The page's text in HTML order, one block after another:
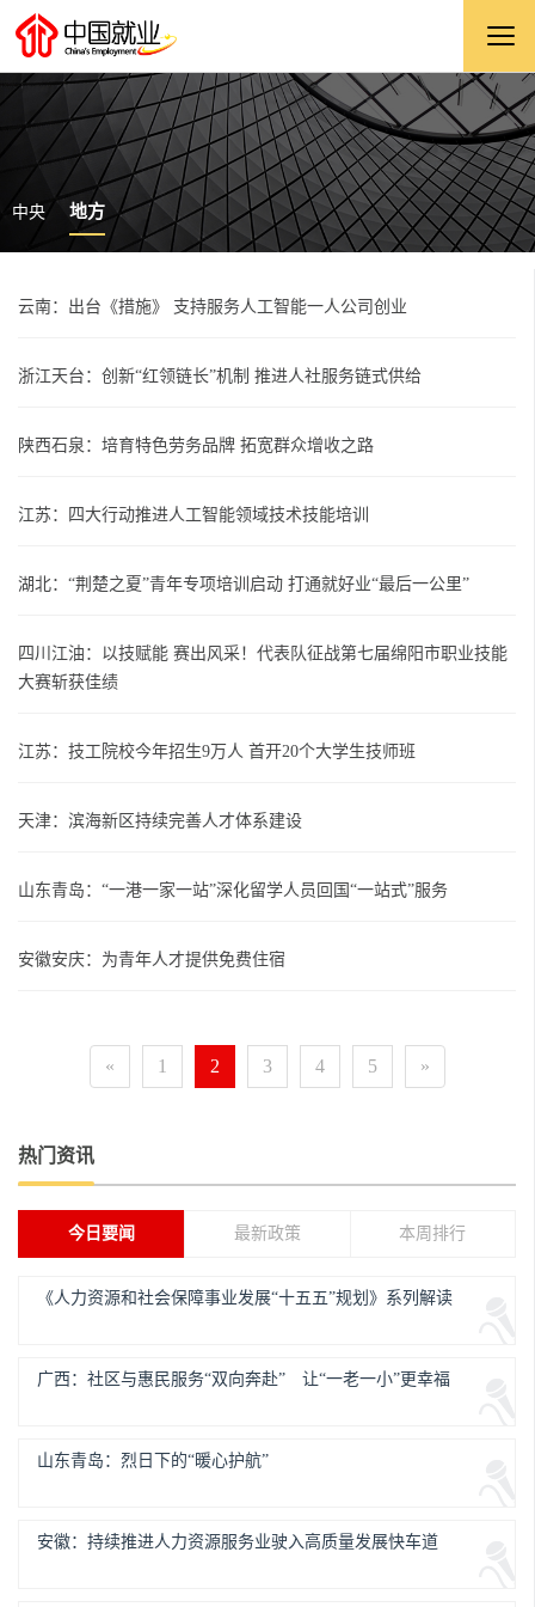
中央 地方
云南：出台《措施》 支持服务人工智能一人公司创业
浙江天台：创新“红领链长”机制 推进人社服务链式供给
陕西石泉：培育特色劳务品牌 拓宽群众增收之路
江苏：四大行动推进人工智能领域技术技能培训
湖北：“荆楚之夏”青年专项培训启动 打通就好业“最后一公里”
四川江油：以技赋能 赛出风采！代表队征战第七届绵阳市职业技能
大赛斩获佳绩
江苏：技工院校今年招生9万人 首开20个大学生技师班
天津：滨海新区持续完善人才体系建设
山东青岛：“一港一家一站”深化留学人员回国“一站式”服务
安徽安庆：为青年人才提供免费住宿
« 1 2 3 4 5 »
热门资讯
今日要闻 最新政策 本周排行
《人力资源和社会保障事业发展“十五五”规划》系列解读
广西：社区与惠民服务“双向奔赴” 让“一老一小”更幸福
山东青岛：烈日下的“暖心护航”
安徽：持续推进人力资源服务业驶入高质量发展快车道